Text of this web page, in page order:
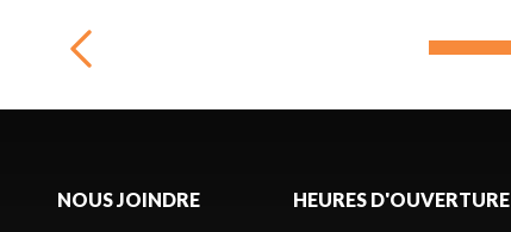
NOUS JOINDRE HEURES D'OUVERTURE